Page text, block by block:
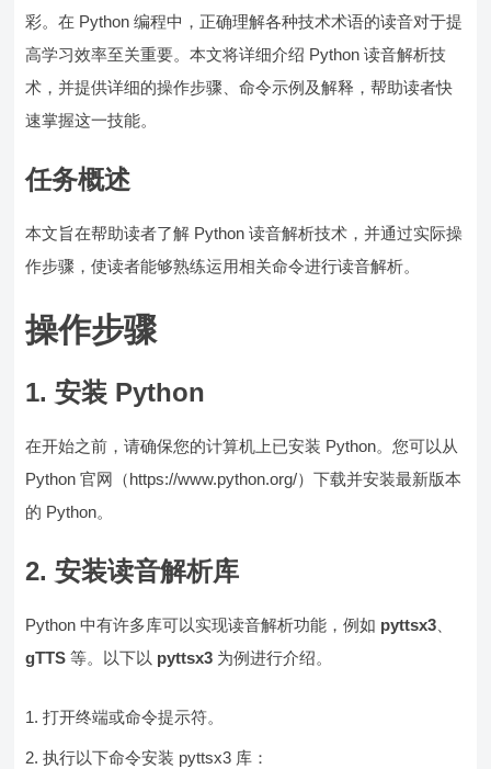
彩。在 Python 编程中，正确理解各种技术术语的读音对于提
高学习效率至关重要。本文将详细介绍 Python 读音解析技
术，并提供详细的操作步骤、命令示例及解释，帮助读者快
速掌握这一技能。
任务概述
本文旨在帮助读者了解 Python 读音解析技术，并通过实际操
作步骤，使读者能够熟练运用相关命令进行读音解析。
操作步骤
1. 安装 Python
在开始之前，请确保您的计算机上已安装 Python。您可以从
Python 官网（https://www.python.org/）下载并安装最新版本
的 Python。
2. 安装读音解析库
Python 中有许多库可以实现读音解析功能，例如 pyttsx3
gTTS 等。以下以 pyttsx3 为例进行介绍。
打开终端或命令提示符。
执行以下命令安装 pyttsx3 库：